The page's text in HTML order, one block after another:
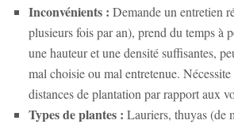
Inconvénients : Demande un entretien
plusieurs fois par an), prend du temps à
une hauteur et une densité suffisantes,
mal choisie ou mal entretenue. Nécessite
distances de plantation par rapport aux
Types de plantes : Lauriers, thuyas (de